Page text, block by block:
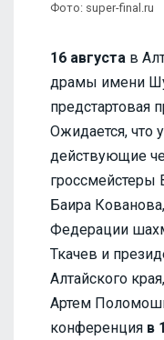
Фото: super-final.ru
16 августа в
драмы имени
предстартовая
Ожидается, что
действующие
гроссмейстеры
Баира
Федерации
Ткачев и
Алтайского
Артем
конференция в